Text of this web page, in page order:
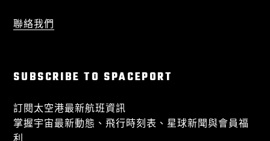
聯絡我們
SUBSCRIBE TO SPACEPORT
訂閱太空港最新航班資訊
掌握宇宙最新動態、飛行時刻表、星球新聞與會員福
利